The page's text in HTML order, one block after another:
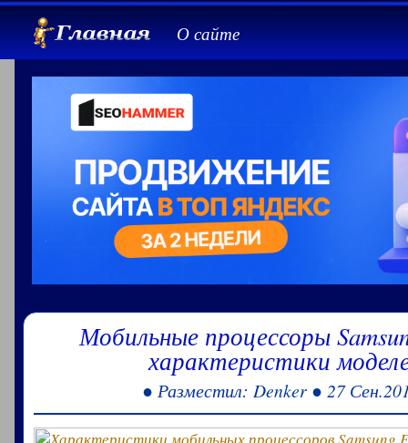
О сайте
Мобильные процессоры
характеристики
● Разместил: Denker ● 27